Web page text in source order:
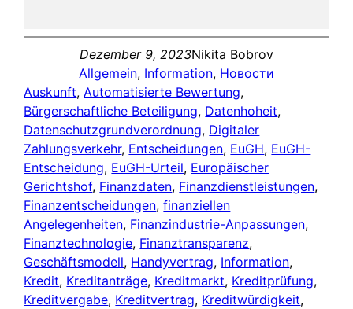
Dezember 9, 2023Nikita Bobrov
Allgemein, Information, Новости
Auskunft, Automatisierte Bewertung
Bürgerschaftliche Beteiligung, Datenhoheit
Datenschutzgrundverordnung, Digitaler
Zahlungsverkehr, Entscheidungen, EuGH, EuGH-
Entscheidung, EuGH-Urteil, Europäischer
Gerichtshof, Finanzdaten, Finanzdienstleistungen
Finanzentscheidungen, finanziellen
Angelegenheiten, Finanzindustrie-Anpassungen
Finanztechnologie, Finanztransparenz
Geschäftsmodell, Handyvertrag, Information
Kredit, Kreditanträge, Kreditmarkt, Kreditprüfung
Kreditvergabe, Kreditvertrag, Kreditwürdigkeit